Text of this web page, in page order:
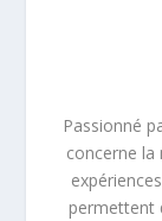
Passionné
concerne la
permettent